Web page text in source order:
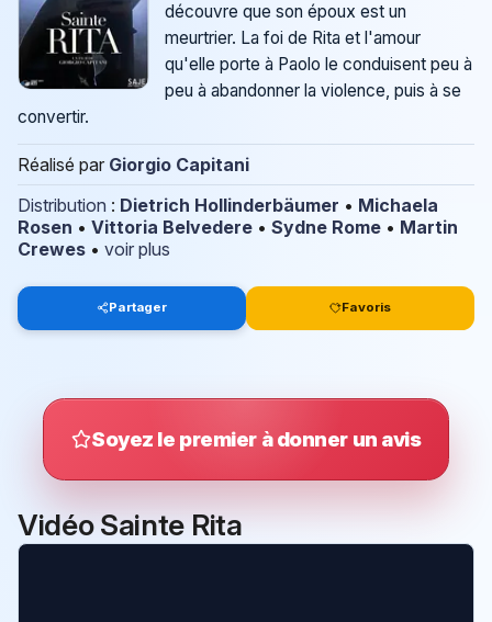
découvre que son époux est un
meurtrier. La foi de Rita et l'amour
qu'elle porte à Paolo le conduisent peu à
peu à abandonner la violence, puis à se
convertir.
Réalisé par Giorgio Capitani
Distribution : Dietrich Hollinderbäumer • Michaela
Rosen • Vittoria Belvedere • Sydne Rome • Martin
Crewes • voir plus
Partager Favoris
Soyez le premier à donner un avis
Vidéo Sainte Rita